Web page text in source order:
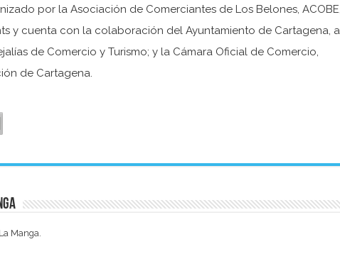
por la Asociación de Comerciantes de Los Belones, ACOBE,
y cuenta con la colaboración del Ayuntamiento de Cartagena, a
de Comercio y Turismo; y la Cámara Oficial de Comercio,
de Cartagena.
Manga.